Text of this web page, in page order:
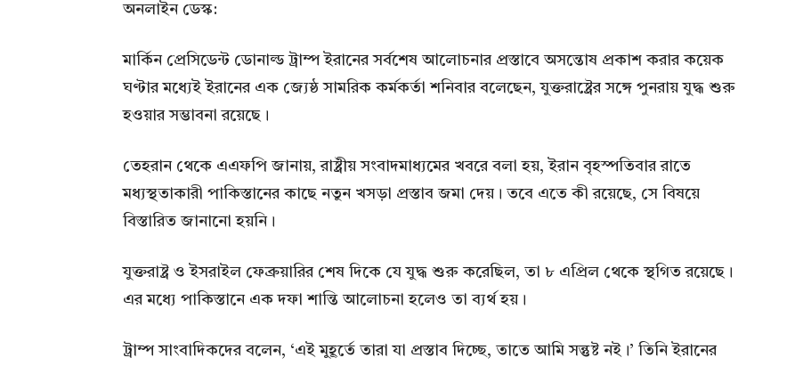
অনলাইন ডেস্ক:
মার্কিন প্রেসিডেন্ট ডোনাল্ড ট্রাম্প ইরানের সর্বশেষ আলোচনার প্রস্তাবে অসন্তোষ প্রকাশ করার কয়েক
ঘণ্টার মধ্যেই ইরানের এক জ্যেষ্ঠ সামরিক কর্মকর্তা শনিবার বলেছেন, যুক্তরাষ্ট্রের সঙ্গে পুনরায় যুদ্ধ শুরু
হওয়ার সম্ভাবনা রয়েছে।
তেহরান থেকে এএফপি জানায়, রাষ্ট্রীয় সংবাদমাধ্যমের খবরে বলা হয়, ইরান বৃহস্পতিবার রাতে
মধ্যস্থতাকারী পাকিস্তানের কাছে নতুন খসড়া প্রস্তাব জমা দেয়। তবে এতে কী রয়েছে, সে বিষয়ে
বিস্তারিত জানানো হয়নি।
যুক্তরাষ্ট্র ও ইসরাইল ফেব্রুয়ারির শেষ দিকে যে যুদ্ধ শুরু করেছিল, তা ৮ এপ্রিল থেকে স্থগিত রয়েছে।
এর মধ্যে পাকিস্তানে এক দফা শান্তি আলোচনা হলেও তা ব্যর্থ হয়।
ট্রাম্প সাংবাদিকদের বলেন, ‘এই মুহূর্তে তারা যা প্রস্তাব দিচ্ছে, তাতে আমি সন্তুষ্ট নই।’ তিনি ইরানের